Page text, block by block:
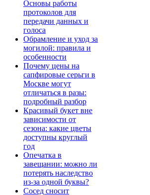
Основы работы
протоколов для
передачи данных и
голоса
Обрамление и уход за
могилой: правила и
особенности
Почему цены на
сапфировые серьги в
Москве могут
отличаться в разы:
подробный разбор
Красивый букет вне
зависимости от
сезона: какие цветы
доступны круглый
год
Опечатка в
завещании: можно ли
потерять наследство
из-за одной буквы?
Сосед сносит